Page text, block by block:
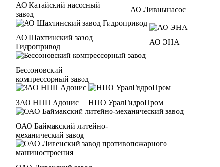
АО Катайский насосный
завод
АО Ливнынасос
АО Шахтинский завод
Гидропривод
АО ЭНА
Бессоновский
компрессорный завод
ЗАО НПП Адонис НПО УралГидроПром
ОАО Баймакский литейно-
механический завод